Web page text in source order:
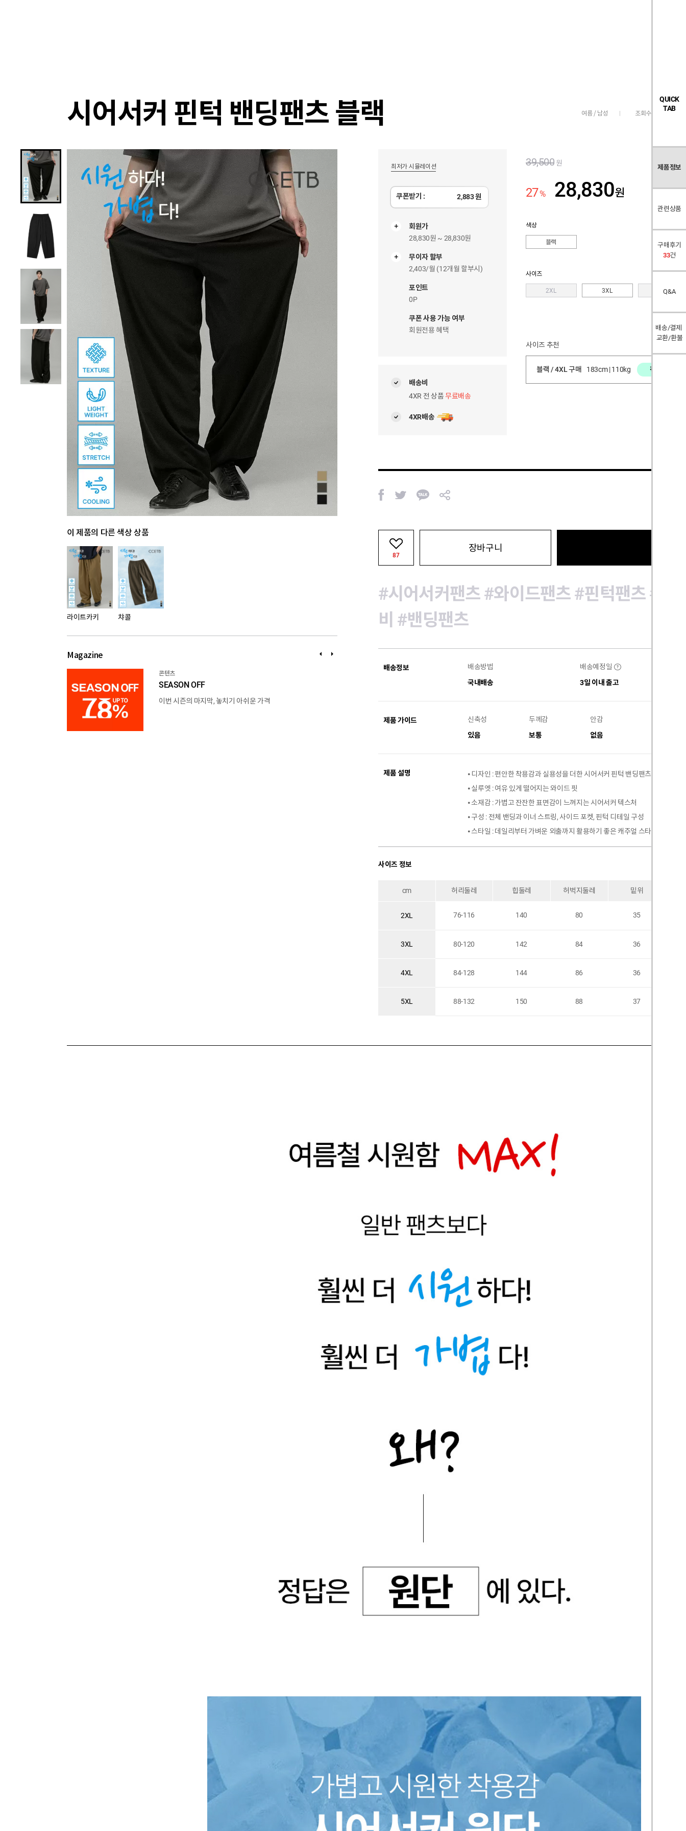
QUICK
TAB
제품정보
관련상품
구매후기
33건
Q&A
배송/결제
교환/환불
시어서커 핀턱 밴딩팬츠 블랙 여름 / 남성 조회수 24,462
이 제품의 다른 색상 상품
라이트카키 챠콜
Magazine
콘텐츠
SEASON OFF
이번 시즌의 마지막, 놓치기 아쉬운 가격
이
다
최저가 시뮬레이션
쿠폰받기 : 2,883원
회원가
28,830원 ~ 28,830원
무
무이자 할부
2,403/월 (12개월 할부시)
포인트
0P
쿠폰 사용 가능 여부
회원전용 혜택
배송비
4XR 전 상품무료배송
4XR배송
39,500 원
27% 28,830원
색상
블랙
사이즈
2XL 3XL 4XL
사이즈 추천
블랙 / 4XL 구매 183cm | 110kg 적당함
페
이
트
위
카
카
공
유
장바구니
87
#시어서커팬츠 #와이드팬츠 #핀턱팬츠 #데
비 #밴딩팬츠
배송정보
배송방법
국내배송
배송예정일 ?
3일 이내 출고
제품 가이드
신축성
있음
두께감
보통
안감
없음
제품 설명
⦁ 디자인 : 편안한 착용감과 실용성을 더한 시어서커 핀턱 밴딩팬츠
⦁ 실루엣 : 여유 있게 떨어지는 와이드 핏
⦁ 소재감 : 가볍고 잔잔한 표면감이 느껴지는 시어서커 텍스처
⦁ 구성 : 전체 밴딩과 이너 스트링, 사이드 포켓, 핀턱 디테일 구성
⦁ 스타일 : 데일리부터 가벼운 외출까지 활용하기 좋은 캐주얼 스타일
사이즈 정보
cm 허리둘레 힙둘레 허벅지둘레 밑위
2XL 76-116 140 80 35
3XL 80-120 142 84 36
4XL 84-128 144 86 36
5XL 88-132 150 88 37